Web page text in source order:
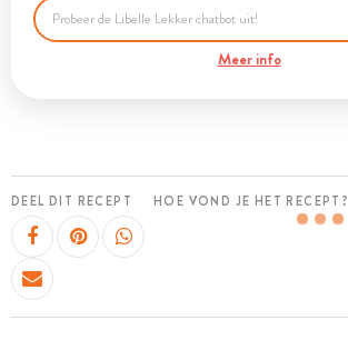
Meer info
DEEL DIT RECEPT HOE VOND JE HET RECEPT?